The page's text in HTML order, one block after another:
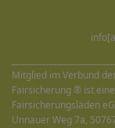
Mitglied im Verbund
Fairsicherung ® ist
Fairsicherungsläden eG
Unnauer Weg 7a,